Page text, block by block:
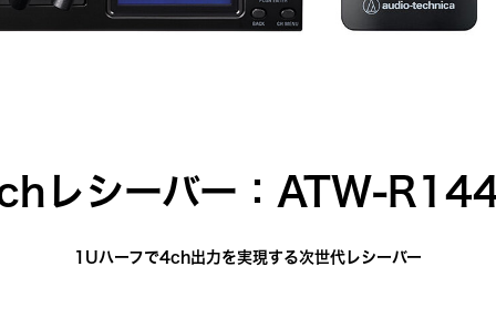
レシーバー：ATW-
1Uハーフで4ch出力を実現する次世代レシーバー